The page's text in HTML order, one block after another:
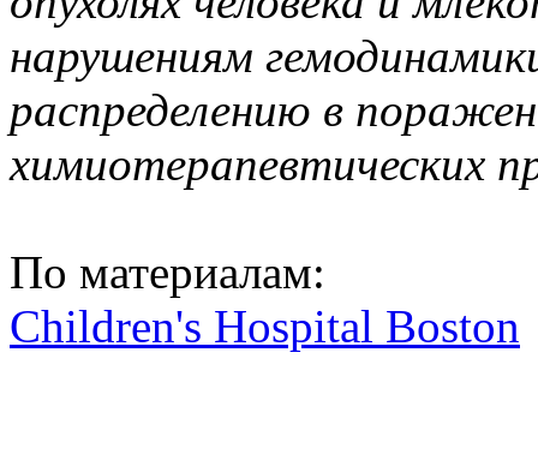
нарушениям
распределению в
химиотерапевтических
По материалам:
Children's Hospital Boston